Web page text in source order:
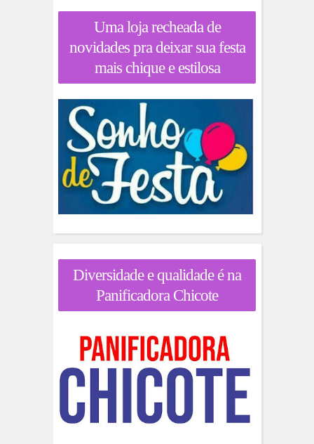
Uma loja recheada de
novidades pra deixar sua festa
mais chique e estilosa
Diversidade e qualidade é na
Panificadora Chicote